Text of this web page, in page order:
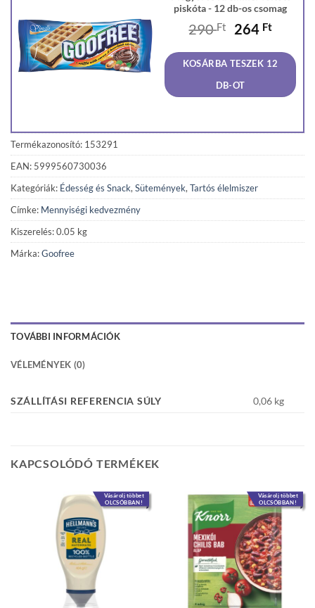
piskóta - 12 db-os csomag
290Ft
Original
was:
290 Ft.
264 Ft
is:
264
KOSÁRBA TESZEK 12
DB-OT
Termékazonosító: 153291
EAN: 5999560730036
Kategóriák: Édesség és Snack, Sütemények, Tartós élelmiszer
Címke: Mennyiségi kedvezmény
Kiszerelés: 0.05 kg
Márka:Goofree
TOVÁBBI INFORMÁCIÓK
VÉLEMÉNYEK (0)
SZÁLLÍTÁSI REFERENCIA SÚLY 0,06 kg
KAPCSOLÓDÓ TERMÉKEK
Vásárolj többet
OLCSÓBBAN!
Vásárolj többet
OLCSÓBBAN!